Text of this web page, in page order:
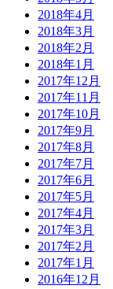
2018年4月
2018年3月
2018年2月
2018年1月
2017年12月
2017年11月
2017年10月
2017年9月
2017年8月
2017年7月
2017年6月
2017年5月
2017年4月
2017年3月
2017年2月
2017年1月
2016年12月